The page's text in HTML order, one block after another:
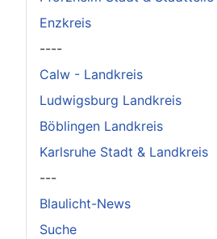
Enzkreis
----
Calw - Landkreis
Ludwigsburg Landkreis
Böblingen Landkreis
Karlsruhe Stadt & Landkreis
---
Blaulicht-News
Suche